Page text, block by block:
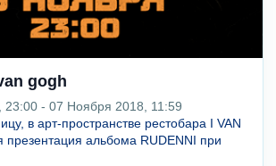
gogh
- 07 Ноября 2018, 11:59
в арт-пространстве рестобара I VAN
презентация альбома RUDENNI при